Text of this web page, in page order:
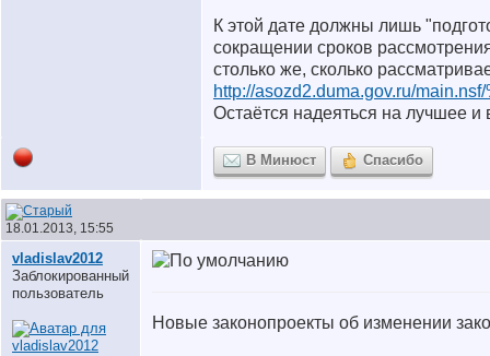
К этой дате должны лишь
сокращении сроков
столько же, сколько
http://asozd2.duma.gov.ru/
Остаётся надеяться на лучшее и
В Минюст Спасибо
18.01.2013, 15:55
vladislav2012
Заблокированный
пользователь
Новые законопроекты об изменении